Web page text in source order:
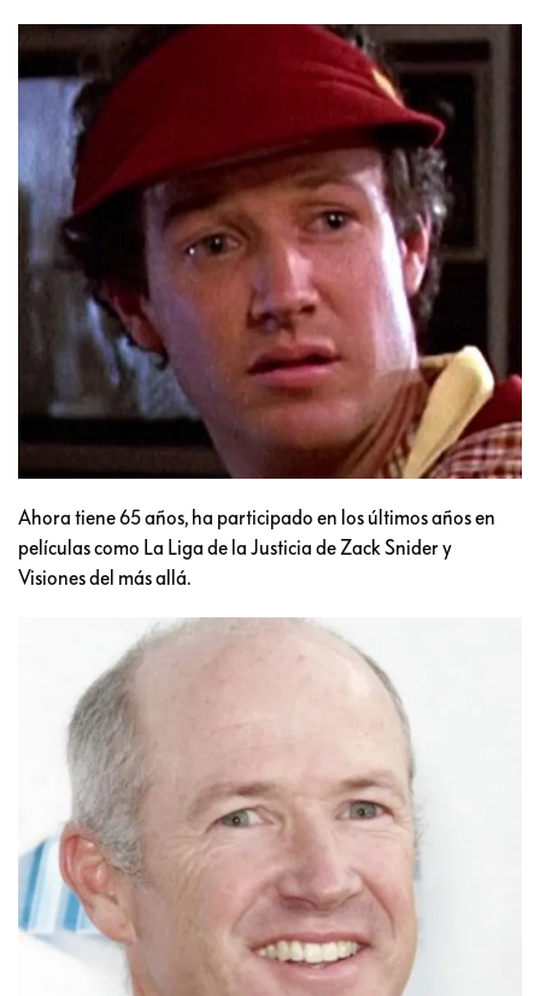
Ahora tiene 65 años, ha participado en los últimos años en
películas como La Liga de la Justicia de Zack Snider y
Visiones del más allá.